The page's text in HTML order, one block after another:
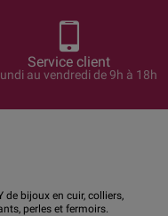
Service client
au vendredi de 9h à 18h
bijoux en cuir, colliers,
perles et fermoirs.